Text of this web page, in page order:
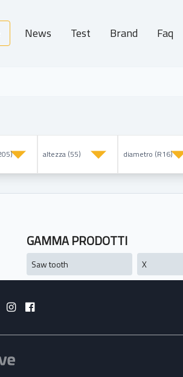
News Test Brand Faq
GAMMA PRODOTTI
Saw tooth X